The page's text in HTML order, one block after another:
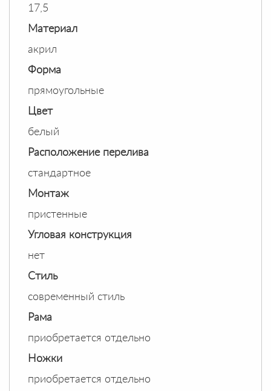
17,5
Материал
акрил
Форма
прямоугольные
Цвет
белый
Расположение перелива
стандартное
Монтаж
пристенные
Угловая конструкция
нет
Стиль
современный стиль
Рама
приобретается отдельно
Ножки
приобретается отдельно